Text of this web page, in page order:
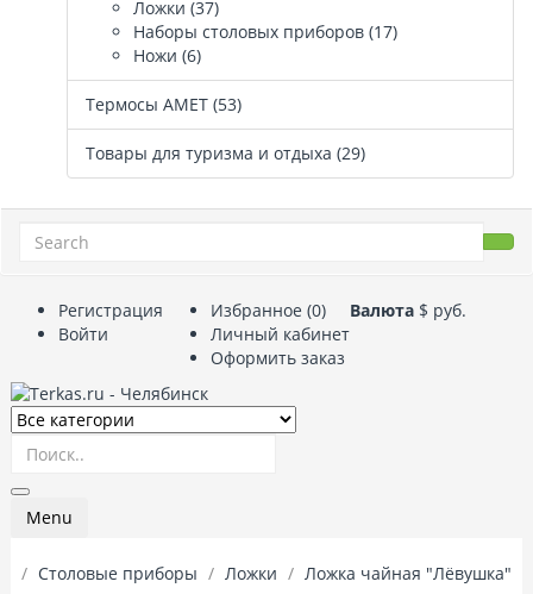
Ложки (37)
Наборы столовых приборов (17)
Ножи (6)
Термосы АМЕТ (53)
Товары для туризма и отдыха (29)
Регистрация
Войти
Избранное (0)
Личный кабинет
Оформить заказ
Валюта $ руб.
Menu
Столовые приборы Ложки Ложка чайная "Лёвушка"